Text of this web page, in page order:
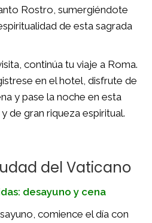
Rostro, sumergiéndote
de esta sagrada
continúa tu viaje a Roma.
en el hotel, disfrute de
y pase la noche en esta
de gran riqueza espiritual.
del Vaticano
desayuno y cena
comience el día con